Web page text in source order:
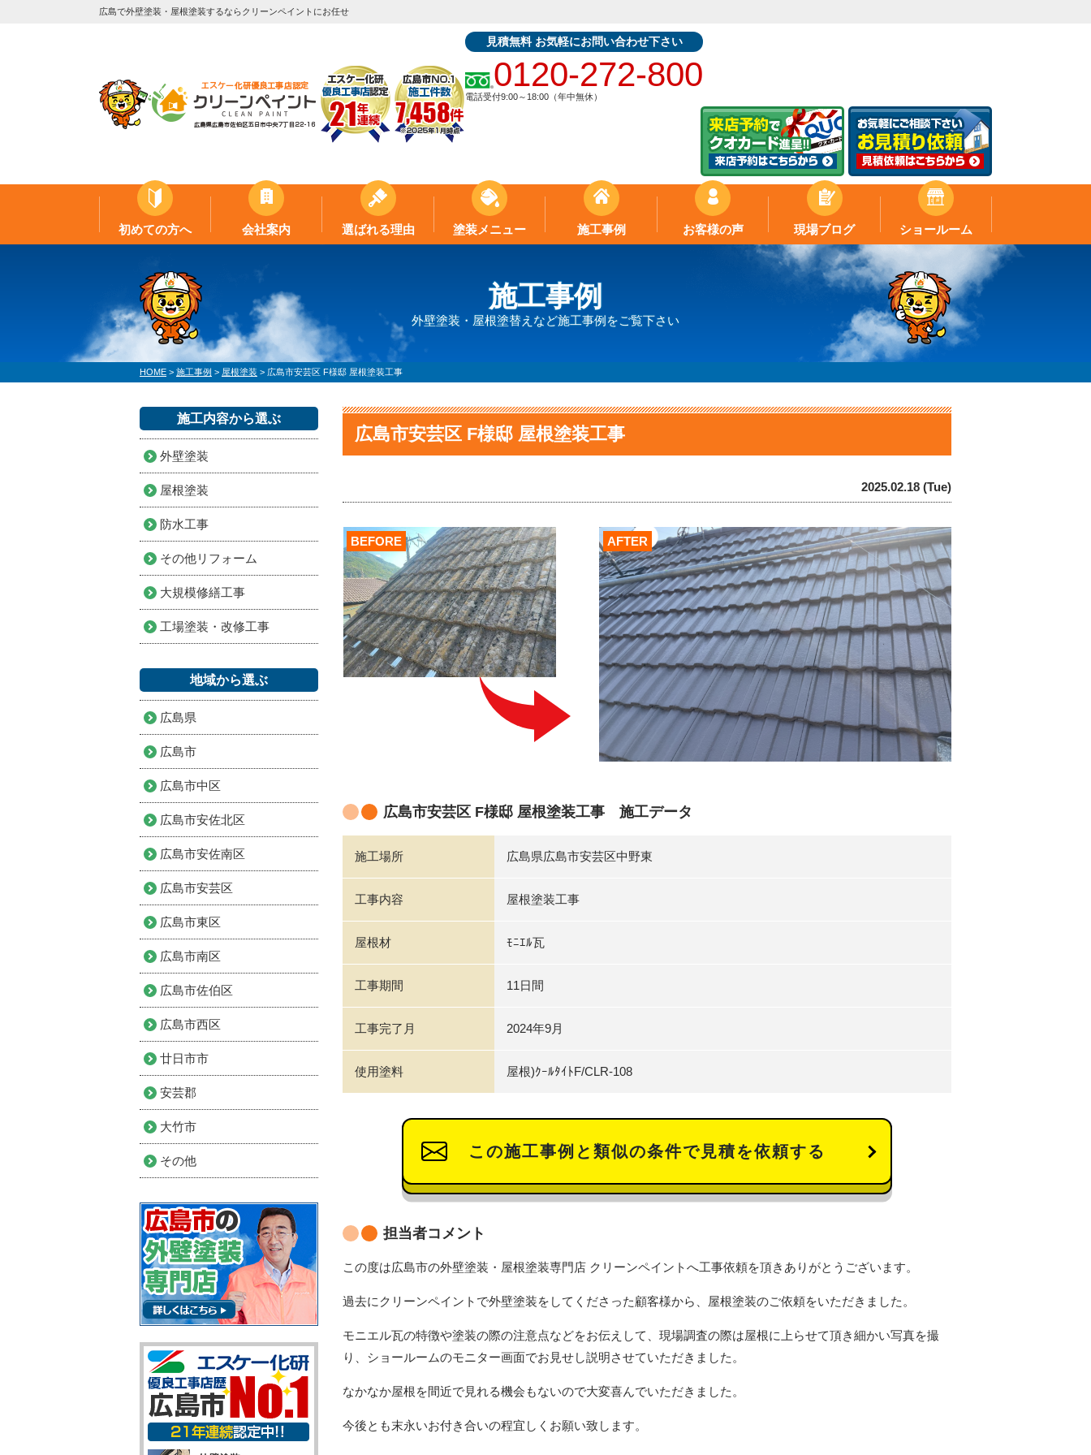
広島で外壁塗装・屋根塗装するならクリーンペイントにお任せ
見積無料 お気軽にお問い合わせ下さい
0120-272-800
電話受付9:00～18:00（年中無休）
初めての方へ 会社案内 選ばれる理由 塗装メニュー 施工事例 お客様の声 現場ブログ ショールーム
施工事例
外壁塗装・屋根塗替えなど施工事例をご覧下さい
HOME > 施工事例 > 屋根塗装 > 広島市安芸区 F様邸 屋根塗装工事
広島市安芸区 F様邸 屋根塗装工事
2025.02.18 (Tue)
AFTER
BEFORE
広島市安芸区 F様邸 屋根塗装工事 施工データ
施工場所 広島県広島市安芸区中野東
工事内容 屋根塗装工事
屋根材 ﾓﾆｴﾙ瓦
工事期間 11日間
工事完了月 2024年9月
使用塗料 屋根)ｸｰﾙﾀｲﾄF/CLR-108
この施工事例と類似の条件で見積を依頼する
担当者コメント
この度は広島市の外壁塗装・屋根塗装専門店 クリーンペイントへ工事依頼を頂きありがとうございます。
過去にクリーンペイントで外壁塗装をしてくださった顧客様から、屋根塗装のご依頼をいただきました。
モニエル瓦の特徴や塗装の際の注意点などをお伝えして、現場調査の際は屋根に上らせて頂き細かい写真を撮
り、ショールームのモニター画面でお見せし説明させていただきました。
なかなか屋根を間近で見れる機会もないので大変喜んでいただきました。
今後とも末永いお付き合いの程宜しくお願い致します。
施工内容から選ぶ
外壁塗装
屋根塗装
防水工事
その他リフォーム
大規模修繕工事
工場塗装・改修工事
地域から選ぶ
広島県
広島市
広島市中区
広島市安佐北区
広島市安佐南区
広島市安芸区
広島市東区
広島市南区
広島市佐伯区
広島市西区
廿日市市
安芸郡
大竹市
その他